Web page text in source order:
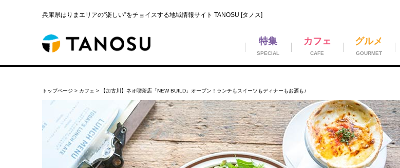
兵庫県はりまエリアの“楽しい”をチョイスする地域情報サイト TANOSU [タノス]
グルメ
GOURMET
カフェ
CAFE
特集
SPECIAL
トップページ > カフェ > 【加古川】ネオ喫茶店「NEW BUILD」オープン！ランチもスイーツもディナーもお酒も♪